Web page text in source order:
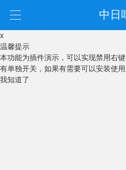
中日
x
温馨提示
本功能为插件演示，可以实现禁用右
有单独开关，如果有需要可以安装使
我知道了